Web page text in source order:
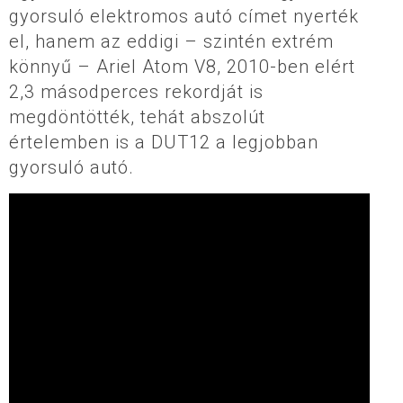
gyorsuló elektromos autó címet nyerték
el, hanem az eddigi – szintén extrém
könnyű – Ariel Atom V8, 2010-ben elért
2,3 másodperces rekordját is
megdöntötték, tehát abszolút
értelemben is a DUT12 a legjobban
gyorsuló autó.